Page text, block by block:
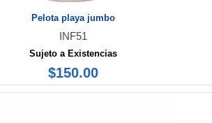
Pelota playa jumbo
INF51
Sujeto a Existencias
$150.00